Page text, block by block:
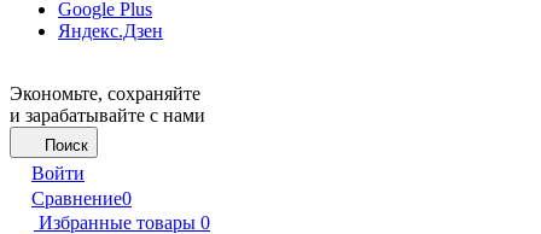
Google Plus
Яндекс.Дзен
Экономьте, сохраняйте
и зарабатывайте с нами
Поиск
Войти
Сравнение0
Избранные товары 0